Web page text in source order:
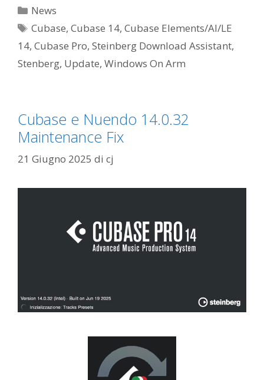
Categorie
News
Tag
Cubase,Cubase 14,Cubase Elements/AI/LE
14, Cubase Pro, Steinberg Download Assistant,
Stenberg, Update, Windows On Arm
Cubase e Nuendo 14.0.32
Maintenance Fix
21 Giugno 2025 di cj